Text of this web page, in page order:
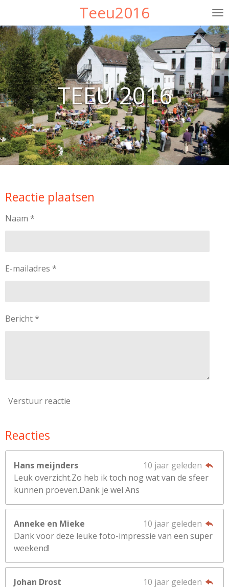
naar
de
hoofdinhoud
Teeu2016
TEEU 2016
Reactie plaatsen
Naam *
E-mailadres *
Bericht *
Verstuur reactie
Reacties
Hans meijnders
10 jaar geleden
Leuk overzicht.Zo heb ik toch nog wat van de sfeer
kunnen proeven.Dank je wel Ans
Anneke en Mieke
10 jaar geleden
Dank voor deze leuke foto-impressie van een super
weekend!
Johan Drost
10 jaar geleden